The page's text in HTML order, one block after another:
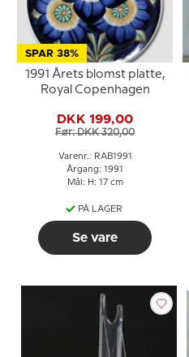
SPAR 38%
1991 Årets blomst platte,
Royal Copenhagen
DKK 199,00
Før: DKK 320,00
Varenr.: RAB1991
Årgang: 1991
Mål: H: 17 cm
PÅ LAGER
Se vare